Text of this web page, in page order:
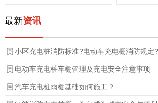
最新资讯
小区充电桩消防标准?电动车充电棚消防规定?
电动车充电桩车棚管理及充电安全注意事项
汽车充电桩雨棚基础如何施工？